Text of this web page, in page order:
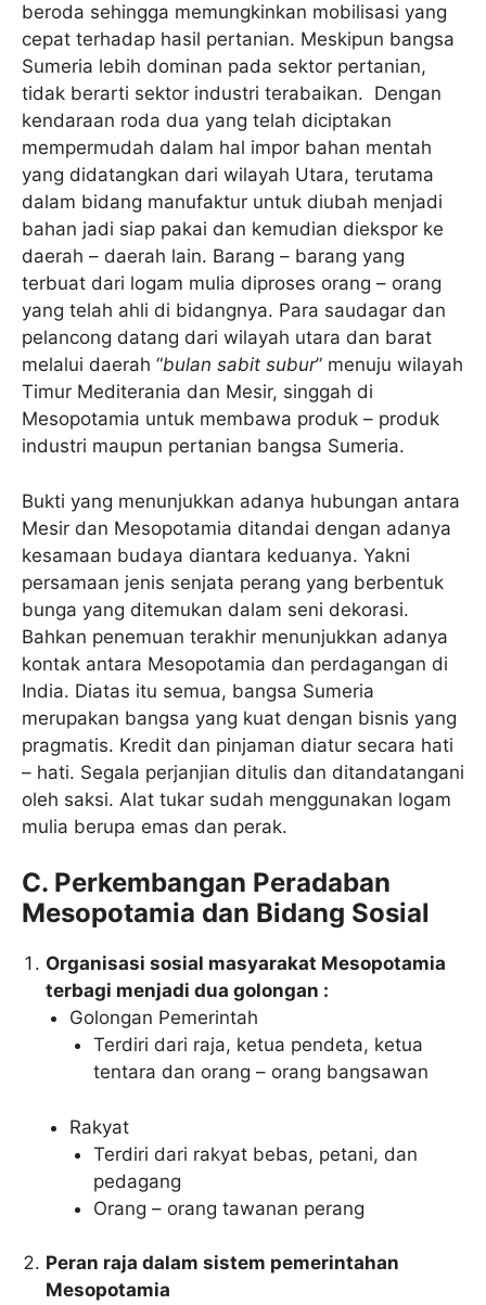
beroda sehingga memungkinkan mobilisasi yang
cepat terhadap hasil pertanian. Meskipun bangsa
Sumeria lebih dominan pada sektor pertanian,
tidak berarti sektor industri terabaikan. Dengan
kendaraan roda dua yang telah diciptakan
mempermudah dalam hal impor bahan mentah
yang didatangkan dari wilayah Utara, terutama
dalam bidang manufaktur untuk diubah menjadi
bahan jadi siap pakai dan kemudian diekspor ke
daerah – daerah lain. Barang – barang yang
terbuat dari logam mulia diproses orang – orang
yang telah ahli di bidangnya. Para saudagar dan
pelancong datang dari wilayah utara dan barat
melalui daerah “bulan sabit subur” menuju wilayah
Timur Mediterania dan Mesir, singgah di
Mesopotamia untuk membawa produk – produk
industri maupun pertanian bangsa Sumeria.
Bukti yang menunjukkan adanya hubungan antara
Mesir dan Mesopotamia ditandai dengan adanya
kesamaan budaya diantara keduanya. Yakni
persamaan jenis senjata perang yang berbentuk
bunga yang ditemukan dalam seni dekorasi.
Bahkan penemuan terakhir menunjukkan adanya
kontak antara Mesopotamia dan perdagangan di
India. Diatas itu semua, bangsa Sumeria
merupakan bangsa yang kuat dengan bisnis yang
pragmatis. Kredit dan pinjaman diatur secara hati
– hati. Segala perjanjian ditulis dan ditandatangani
oleh saksi. Alat tukar sudah menggunakan logam
mulia berupa emas dan perak.
C. Perkembangan Peradaban
Mesopotamia dan Bidang Sosial
Organisasi sosial masyarakat Mesopotamia
terbagi menjadi dua golongan :
Golongan Pemerintah
Terdiri dari raja, ketua pendeta, ketua
tentara dan orang – orang bangsawan
Rakyat
Terdiri dari rakyat bebas, petani, dan
pedagang
Orang – orang tawanan perang
Peran raja dalam sistem pemerintahan
Mesopotamia